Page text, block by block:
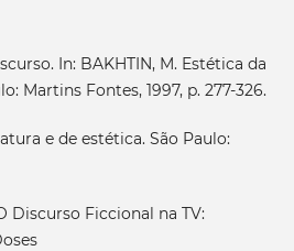
In: BAKHTIN, M. Estética da
Martins Fontes, 1997, p. 277-326.
e de estética. São Paulo:
Discurso Ficcional na TV: